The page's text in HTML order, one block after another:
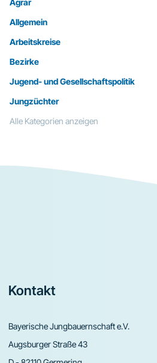
Agrar
Allgemein
Arbeitskreise
Bezirke
Jugend- und Gesellschaftspolitik
Jungzüchter
Alle Kategorien anzeigen
Footer
Kontakt
Bayerische Jungbauernschaft e.V.
Augsburger Straße 43